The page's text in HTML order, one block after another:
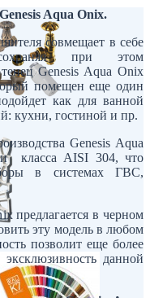
Aqua Onix.
совмещает в себе
при этом
Genesis Aqua Onix
помещен еще один
как для ванной
кухни, гостиной и пр.
Genesis Aqua
класса AISI 304, что
в системах ГВС,
предлагается в черном
эту модель в любом
позволит еще более
данной